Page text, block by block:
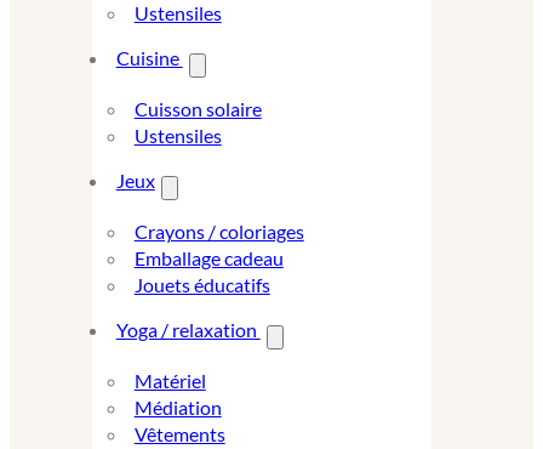
Ustensiles
Cuisine
Cuisson solaire
Ustensiles
Jeux
Crayons / coloriages
Emballage cadeau
Jouets éducatifs
Yoga / relaxation
Matériel
Médiation
Vêtements